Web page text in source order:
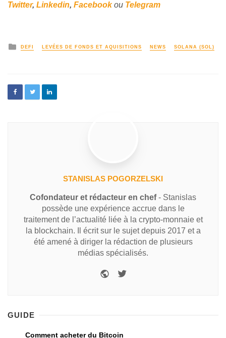
Twitter, Linkedin, Facebookou Telegram
DEFI LEVÉES DE FONDS ET AQUISITIONS NEWS SOLANA (SOL)
STANISLAS POGORZELSKI
Cofondateur et rédacteur en chef- Stanislas
possède une expérience accrue dans le
traitement de l’actualité liée à la crypto-monnaie et
la blockchain. Il écrit sur le sujet depuis 2017 et a
été amené à diriger la rédaction de plusieurs
médias spécialisés.
GUIDE
Comment acheter du Bitcoin